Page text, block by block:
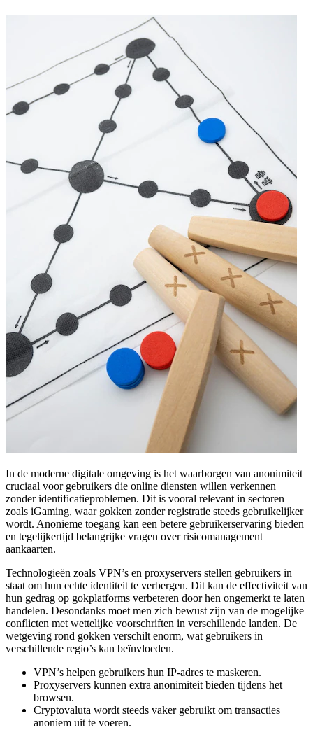
In de moderne digitale omgeving is het waarborgen van anonimiteit
cruciaal voor gebruikers die online diensten willen verkennen
zonder identificatieproblemen. Dit is vooral relevant in sectoren
zoals iGaming, waar gokken zonder registratie steeds gebruikelijker
wordt. Anonieme toegang kan een betere gebruikerservaring bieden
en tegelijkertijd belangrijke vragen over risicomanagement
aankaarten.
Technologieën zoals VPN’s en proxyservers stellen gebruikers in
staat om hun echte identiteit te verbergen. Dit kan de effectiviteit van
hun gedrag op gokplatforms verbeteren door hen ongemerkt te laten
handelen. Desondanks moet men zich bewust zijn van de mogelijke
conflicten met wettelijke voorschriften in verschillende landen. De
wetgeving rond gokken verschilt enorm, wat gebruikers in
verschillende regio’s kan beïnvloeden.
VPN’s helpen gebruikers hun IP-adres te maskeren.
Proxyservers kunnen extra anonimiteit bieden tijdens het
browsen.
Cryptovaluta wordt steeds vaker gebruikt om transacties
anoniem uit te voeren.